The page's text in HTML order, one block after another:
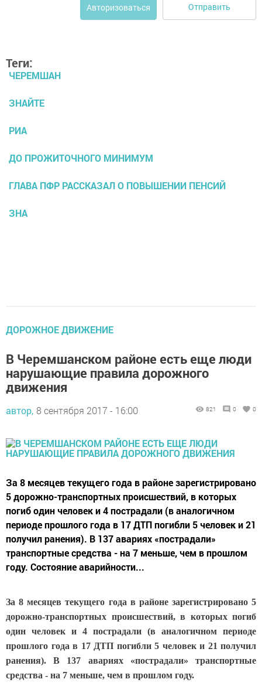
Авторизоваться Отправить
Теги:
ЧЕРЕМШАН
ЗНАЙТЕ
РИА
ДО ПРОЖИТОЧНОГО МИНИМУМ
ГЛАВА ПФР РАССКАЗАЛ О ПОВЫШЕНИИ ПЕНСИЙ
ЗНА
ДОРОЖНОЕ ДВИЖЕНИЕ
В Черемшанском районе есть еще люди
нарушающие правила дорожного
движения
автор, 8 сентября 2017 - 16:00 821 0 0
За 8 месяцев текущего года в районе зарегистрировано
5 дорожно-транспортных происшествий, в которых
погиб один человек и 4 пострадали (в аналогичном
периоде прошлого года в 17 ДТП погибли 5 человек и 21
получил ранения). В 137 авариях «пострадали»
транспортные средства - на 7 меньше, чем в прошлом
году. Состояние аварийности...
За 8 месяцев текущего года в районе зарегистрировано 5
дорожно-транспортных происшествий, в которых погиб
один человек и 4 пострадали (в аналогичном периоде
прошлого года в 17 ДТП погибли 5 человек и 21 получил
ранения). В 137 авариях «пострадали» транспортные
средства - на 7 меньше, чем в прошлом году.